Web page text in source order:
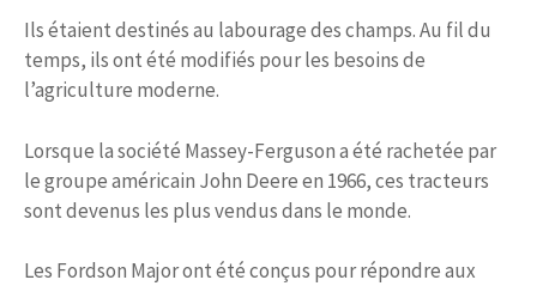
Ils étaient destinés au labourage des champs. Au fil du
temps, ils ont été modifiés pour les besoins de
l’agriculture moderne.
Lorsque la société Massey-Ferguson a été rachetée par
le groupe américain John Deere en 1966, ces tracteurs
sont devenus les plus vendus dans le monde.
Les Fordson Major ont été conçus pour répondre aux